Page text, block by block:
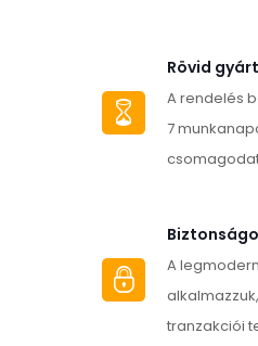
Rövid
A rendelés
7
A
tranzakciói